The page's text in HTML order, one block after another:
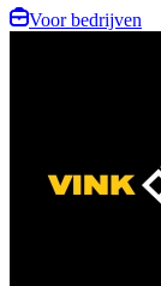
Voor bedrijven